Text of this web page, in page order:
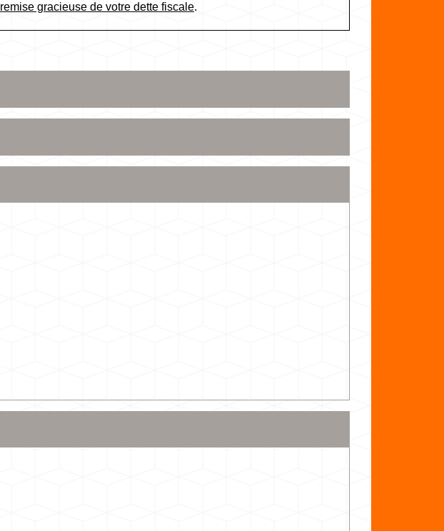
remise gracieuse de votre dette fiscale.